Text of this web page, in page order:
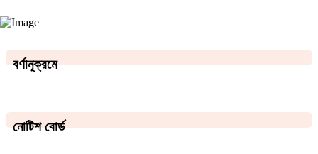
বর্ণানুক্রমে
নোটিশ বোর্ড